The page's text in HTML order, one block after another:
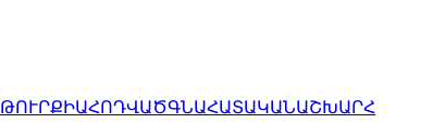
ԹՈՒՐՔԻԱՀՈԴՎԱԾԳՆԱՀԱՏԱԿԱՆԱՇԽԱՐՀ